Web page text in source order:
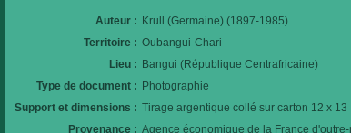
Auteur : Krull (Germaine) (1897-1985)
Territoire : Oubangui-Chari
Lieu : Bangui (République Centrafricaine)
Type de document : Photographie
Support et dimensions : Tirage argentique collé sur carton 12 x 13
Provenance : Agence économique de la France